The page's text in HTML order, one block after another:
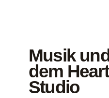
Musik
dem
Studio